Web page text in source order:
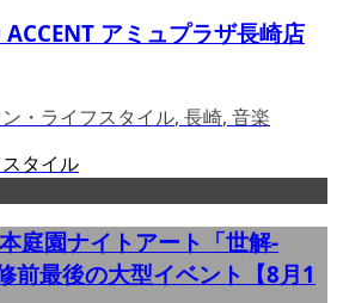
アミュプラザ長崎店
・ライフスタイル, 長崎, 音楽
タイル
庭園ナイトアート「世解-
最後の大型イベント【8月1